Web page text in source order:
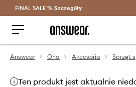
Oszczędzaj z Answear
FINAL SALE % Szczegóły
Answear Ona Akcesoria Sprzęt
Ten produkt jest aktualnie